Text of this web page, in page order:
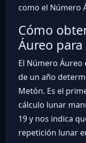
como el Número
Cómo
Áureo
El Número Áureo
de un año
Metón. Es el
cálculo lunar
19 y nos indica
repetición lunar